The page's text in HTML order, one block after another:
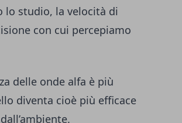
lo studio, la velocità di
con cui percepiamo
delle onde alfa è più
diventa cioè più efficace